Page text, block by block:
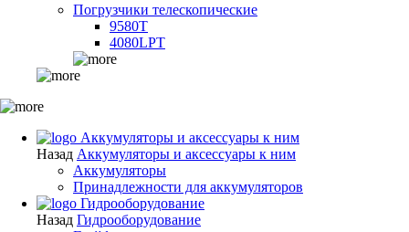
Погрузчики телескопические
9580T
4080LPT
Аккумуляторы и аксессуары к ним
Назад Аккумуляторы и аксессуары к ним
Аккумуляторы
Принадлежности для аккумуляторов
Гидрооборудование
Назад Гидрооборудование